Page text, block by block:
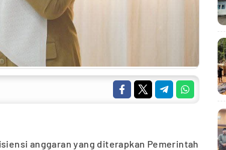
anggaran yang diterapkan Pemerintah